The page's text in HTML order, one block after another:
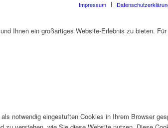
Impressum
Ihnen ein großartiges Website-Erlebnis zu bieten.
notwendig eingestuften Cookies in Ihrem Browser